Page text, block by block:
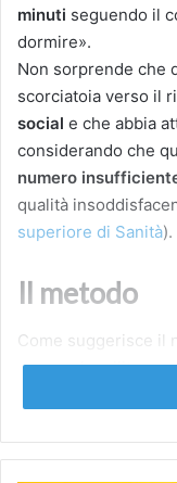
minuti seguendo il
dormire».
Non sorprende che
scorciatoia verso il
social e che abbia
considerando che
numero
qualità
superiore di Sanità).
Il metodo
Come suggerisce il
personale militare
corpo al sonno,
Dean J. Miller,